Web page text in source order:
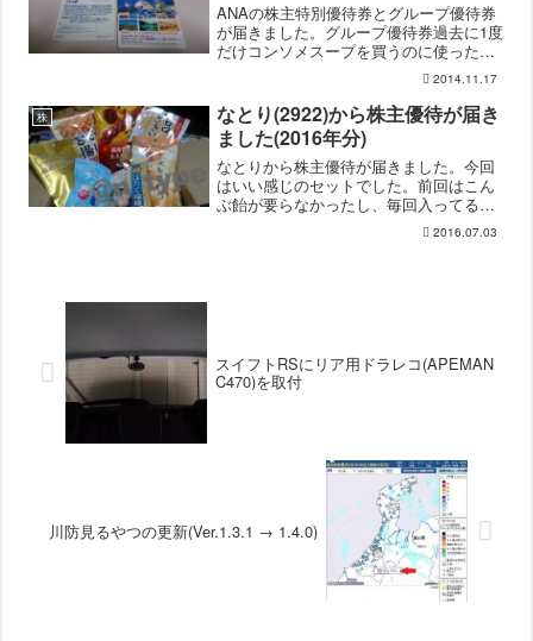
ANAの株主特別優待券とグループ優待券
が届きました。グループ優待券過去に1度
だけコンソメスープを買うのに使ったこ
とがあるだけで、それ以外使ったことが
無い。ANAフェスタで買い物することが
あれば使っても良いんだろうけどね。旅
行だったら旅行先で...
2014.11.17
株
なとり(2922)から株主優待が届き
ました(2016年分)
なとりから株主優待が届きました。今回
はいい感じのセットでした。前回はこん
ぶ飴が要らなかったし、毎回入ってる柿
ピー系もなし。・一度は食べていただき
たい 熟成 チーズ鱈・ほんのりピリ
2016.07.03
スイフトRSにリア用ドラレコ(APEMAN
C470)を取付
川防見るやつの更新(Ver.1.3.1 → 1.4.0)